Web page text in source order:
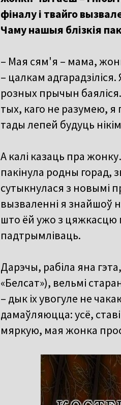
фіналу і твайго
Чаму нашыя блізкія
– Мая сям'я – мама,
– цалкам
розных прычын
тых, каго не разумею, я
тады лепей будуць
А калі казаць пра
пакінула родны горад,
сутыкнулася з новымі
вызваленні я знайшоў
што ёй ужо з цяжкасцю
падтрымліваць.
Дарэчы, рабіла яна
«Белсат»), вельмі
– дык іх увогуле не
дамаўляюцца: усё,
мяркую, мая жонка